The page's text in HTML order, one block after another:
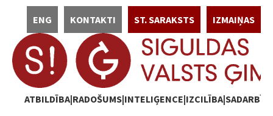
content
IZMAIŅAS
ST. SARAKSTS
KONTAKTI
ENG